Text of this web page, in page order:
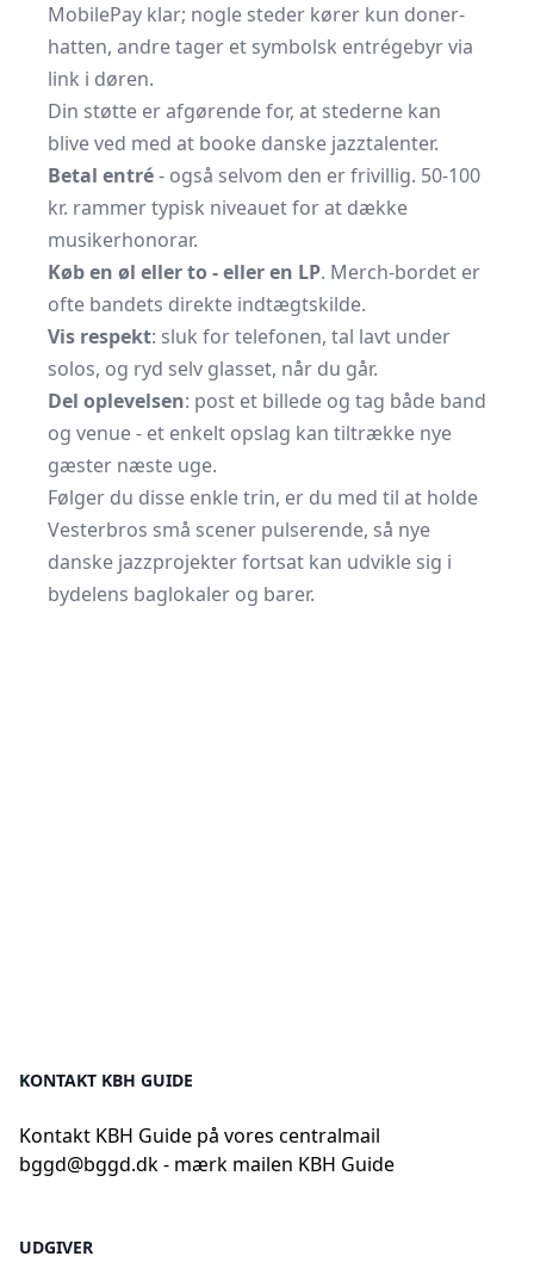
MobilePay klar; nogle steder kører kun doner-
hatten, andre tager et symbolsk entrégebyr via
link i døren.
Din støtte er afgørende for, at stederne kan
blive ved med at booke danske jazztalenter.
Betal entré- også selvom den er frivillig. 50-100
kr. rammer typisk niveauet for at dække
musikerhonorar.
Køb en øl eller to - eller en LP. Merch-bordet er
ofte bandets direkte indtægtskilde.
Vis respekt: sluk for telefonen, tal lavt under
solos, og ryd selv glasset, når du går.
Del oplevelsen: post et billede og tag både band
og venue - et enkelt opslag kan tiltrække nye
gæster næste uge.
Følger du disse enkle trin, er du med til at holde
Vesterbros små scener pulserende, så nye
danske jazzprojekter fortsat kan udvikle sig i
bydelens baglokaler og barer.
KONTAKT KBH GUIDE
Kontakt KBH Guide på vores centralmail
bggd@bggd.dk- mærk mailen KBH Guide
UDGIVER